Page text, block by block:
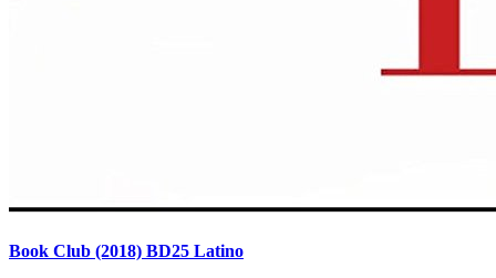
Book Club (2018) BD25 Latino